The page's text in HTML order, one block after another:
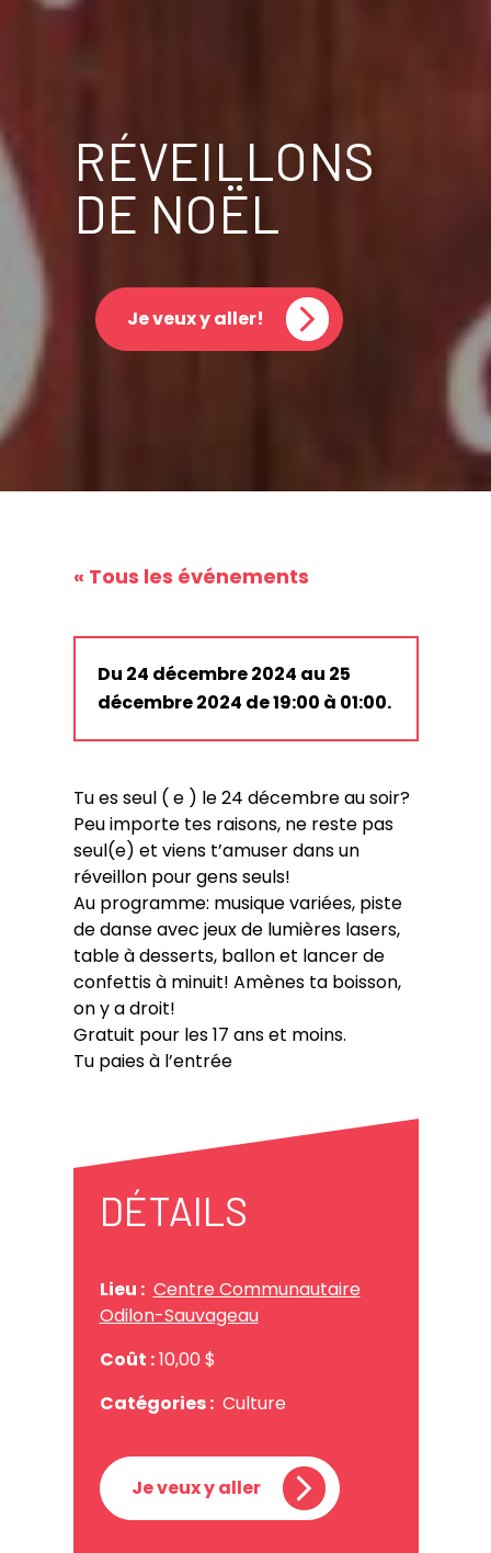
RÉVEILLONS
DE NOËL
Je veux y aller!
« Tous les événements
Du 24 décembre 2024 au 25
décembre 2024 de 19:00 à 01:00.
Tu es seul ( e ) le 24 décembre au soir?
Peu importe tes raisons, ne reste pas
seul(e) et viens t’amuser dans un
réveillon pour gens seuls!
Au programme: musique variées, piste
de danse avec jeux de lumières lasers,
table à desserts, ballon et lancer de
confettis à minuit! Amènes ta boisson,
on y a droit!
Gratuit pour les 17 ans et moins.
Tu paies à l’entrée
DÉTAILS
Lieu : Centre Communautaire
Odilon-Sauvageau
Coût :10,00 $
Catégories : Culture
Je veux y aller